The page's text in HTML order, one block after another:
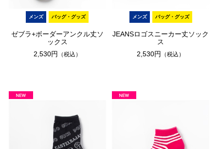
メンズ バッグ・グッズ
ゼブラ+ボーダーアンクル丈ソ
ックス
2,530円
（税込）
メンズ バッグ・グッズ
JEANSロゴスニーカー丈ソック
ス
2,530円
（税込）